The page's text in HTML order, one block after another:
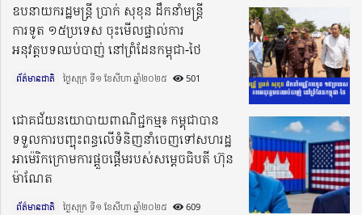
ឧបនាយករដ្ឋមន្រ្តី ប្រាក់ សុខុន ដឹកនាំមន្រ្តី
ការទូត ១៥ប្រទេស ចុះមើលផ្ទាល់ការ
អនុវត្តបទឈប់បាញ់ នៅព្រំដែនកម្ពុជា-ថៃ
ព័ត៌មានជាតិ ថ្ងៃសុក្រ ទី១ ខែសីហា ឆ្នាំ២០២៥​ 501
ជោគជ័យនយោបាយពាណិជ្ជកម្ម៖ កម្ពុជាបាន
ទទួលការបញ្ចុះពន្ធលើទំនិញនាំចេញទៅសហរដ្ឋ
អាម៉េរិកក្រោមការផ្ដួចផ្ដើមរបស់សម្តេចធិបតី ហ៊ុន
ម៉ាណែត
ព័ត៌មានជាតិ ថ្ងៃសុក្រ ទី១ ខែសីហា ឆ្នាំ២០២៥​ 609